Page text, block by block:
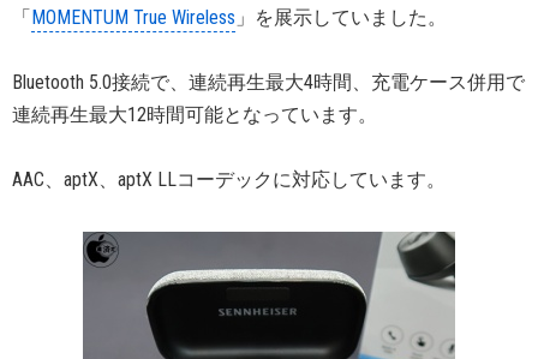
「MOMENTUM True Wireless 」を展示していました。
Bluetooth 5.0接続で、連続再生最大4時間、充電ケース併用で
連続再生最大12時間可能となっています。
AAC、aptX、aptX LLコーデックに対応しています。